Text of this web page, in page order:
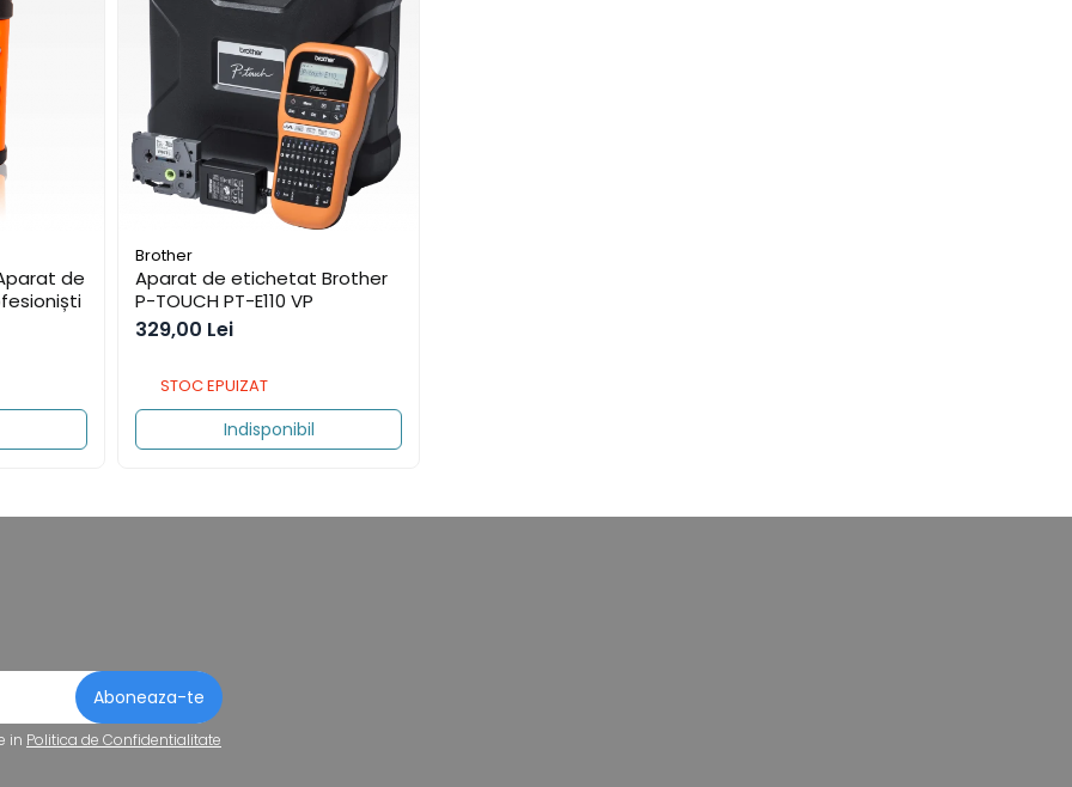
Brother
Aparat de etichetat Brother
P-TOUCH PT-E110 VP
329,00 Lei
STOC EPUIZAT
Indisponibil
in Politica de Confidentialitate